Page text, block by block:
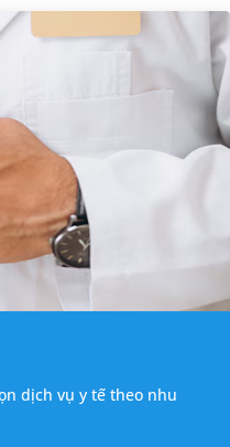
dịch vụ y tế theo nhu